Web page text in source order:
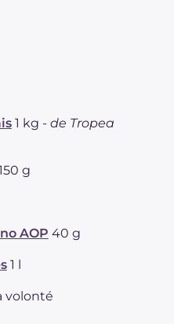
1 kg - de Tropea
g
AOP 40 g
1 l
volonté